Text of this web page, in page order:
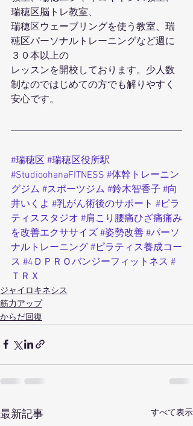
瑞穂区脳トレ教室、
瑞穂区ウェーブリングを使う教室、瑞
穂区パーソナルトレーニングなど週に
３０本以上の
レッスンを開校しております。少人数
制なのではじめての方でも解りやすく
安心です。
#瑞穂区 #瑞穂区役所駅
#StudioohanaFITNESS #体幹トレーニン
グジム #スポーツジム #鈴木智香子 #向
井いくよ #乳がん術後のサポート #ピラ
ティススタジオ #肩こり腰痛ひざ痛痛み
を改善エクササイズ #姿勢改善 #パーソ
ナルトレーニング #ピラティス養成コー
ス #4ＤＰＲＯバンジーフィットネス #
ＴＲＸ
ジャイロキネシス
筋力アップ
からだ回復
最新記事 すべて表示